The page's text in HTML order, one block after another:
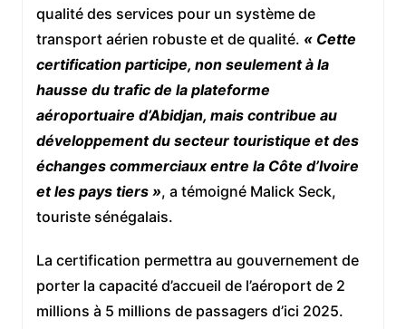
qualité des services pour un système de
transport aérien robuste et de qualité. « Cette
certification participe, non seulement à la
hausse du trafic de la plateforme
aéroportuaire d’Abidjan, mais contribue au
développement du secteur touristique et des
échanges commerciaux entre la Côte d’Ivoire
et les pays tiers », a témoigné Malick Seck,
touriste sénégalais.
La certification permettra au gouvernement de
porter la capacité d’accueil de l’aéroport de 2
millions à 5 millions de passagers d’ici 2025.